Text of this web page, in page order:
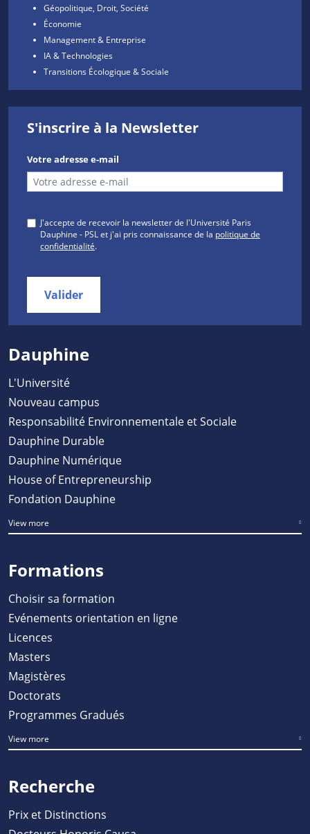
Géopolitique, Droit, Société
Économie
Management & Entreprise
IA & Technologies
Transitions Écologique & Sociale
S'inscrire à la Newsletter
Votre adresse e-mail
J'accepte de recevoir la newsletter de l'Université Paris
Dauphine - PSL et j'ai pris connaissance de la politique de
confidentialité.
Valider
Dauphine
L'Université
Nouveau campus
Responsabilité Environnementale et Sociale
Dauphine Durable
Dauphine Numérique
House of Entrepreneurship
Fondation Dauphine
View more
Formations
Choisir sa formation
Evénements orientation en ligne
Licences
Masters
Magistères
Doctorats
Programmes Gradués
View more
Recherche
Prix et Distinctions